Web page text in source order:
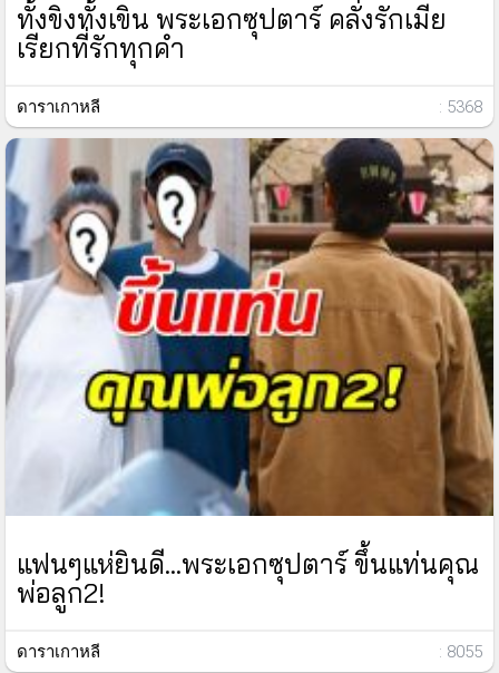
ทั้งขิงทั้งเขิน พระเอกซุปตาร์ คลั่งรักเมีย
เรียกที่รักทุกคำ
ดาราเกาหลี : 5368
แฟนๆแห่ยินดี...พระเอกซุปตาร์ ขึ้นแท่นคุณ
พ่อลูก2!
ดาราเกาหลี : 8055